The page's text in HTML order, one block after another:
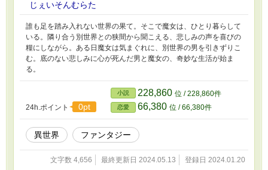
じぇいそんむらた
誰も足を踏み入れない世界の果て。そこで魔女は、ひとり暮らして
いる。隣り合う別世界との狭間から聞こえる、悲しみの声を喜びの
糧にしながら。ある日魔女は気まぐれに、別世界の男を引きずりこ
む。底のない悲しみに心が死んだ男と魔女の、奇妙な生活が始ま
る。
24h.ポイント 0pt
小説 228,860 位 / 228,860件
恋愛 66,380 位 / 66,380件
異世界 ファンタジー
文字数 4,656 最終更新日 2024.05.13 登録日 2024.01.20